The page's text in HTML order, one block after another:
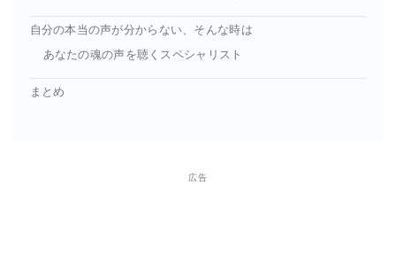
自分の本当の声が分からない、そんな時は
あなたの魂の声を聴くスペシャリスト
まとめ
広告